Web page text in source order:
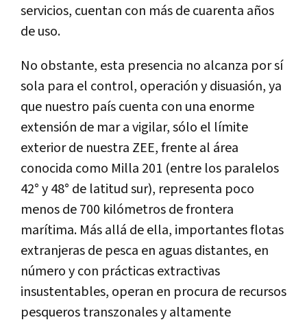
servicios, cuentan con más de cuarenta años
de uso.
No obstante, esta presencia no alcanza por sí
sola para el control, operación y disuasión, ya
que nuestro país cuenta con una enorme
extensión de mar a vigilar, sólo el límite
exterior de nuestra ZEE, frente al área
conocida como Milla 201 (entre los paralelos
42° y 48° de latitud sur), representa poco
menos de 700 kilómetros de frontera
marítima. Más allá de ella, importantes flotas
extranjeras de pesca en aguas distantes, en
número y con prácticas extractivas
insustentables, operan en procura de recursos
pesqueros transzonales y altamente